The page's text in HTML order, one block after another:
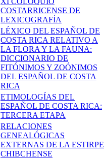
COSTARRICENSE DE
LEXICOGRAFÍA
LÉXICO DEL ESPAÑOL DE
COSTA RICA RELATIVO A
LA FLORA Y LA FAUNA:
DICCIONARIO DE
FITÓNIMOS Y ZOÓNIMOS
DEL ESPAÑOL DE COSTA
RICA
ETIMOLOGÍAS DEL
ESPAÑOL DE COSTA RICA:
TERCERA ETAPA
RELACIONES
GENEALÓGICAS
EXTERNAS DE LA ESTIRPE
CHIBCHENSE